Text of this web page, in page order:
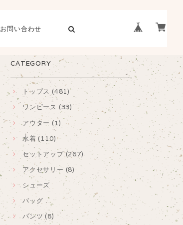
お問い合わせ
CATEGORY
トップス (481)
ワンピース (33)
アウター (1)
水着 (110)
セットアップ (267)
アクセサリー (8)
シューズ
バッグ
パンツ (8)